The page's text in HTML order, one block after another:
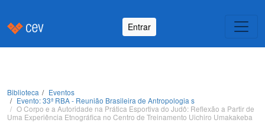
Entrar
Biblioteca
Eventos
Evento: 33ª RBA - Reunião Brasileira de Antropologia s
O Corpo e a Autoridade na Prática Esportiva do Judô: Reflexão a Partir de
Uma Experiência Etnográfica no Centro de Treinamento Uichiro Umakakeba